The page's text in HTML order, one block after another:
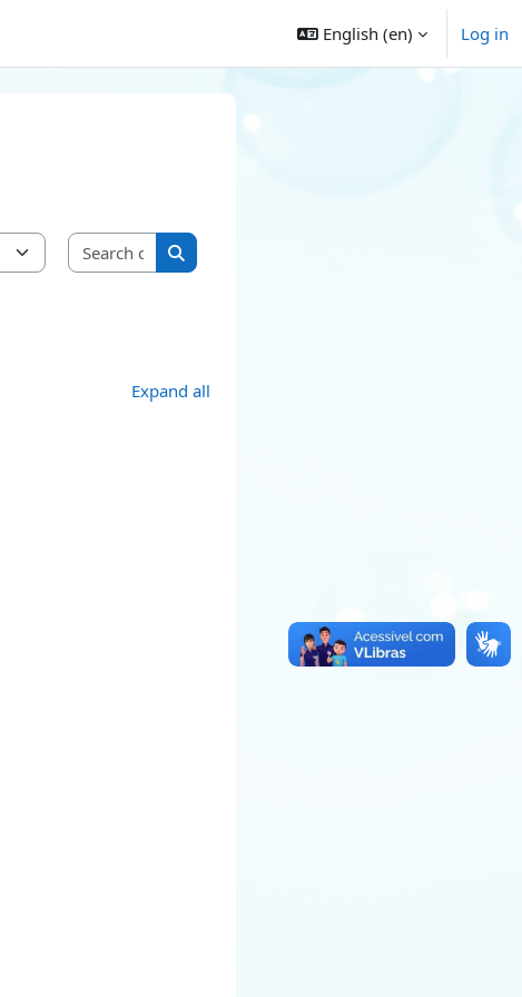
English ‎(en)‎ Log in
Search courses
Search courses
Expand all